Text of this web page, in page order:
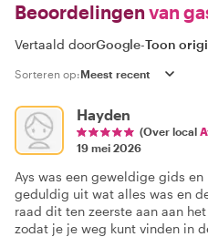
Beoordelingen van
Vertaald doorGoogle-Toon
Sorteren op:
Hayden
(Over local
19 mei 2026
Ays was een geweldige gids
geduldig uit wat alles was en
raad dit ten zeerste aan aan
zodat je je weg kunt vinden in